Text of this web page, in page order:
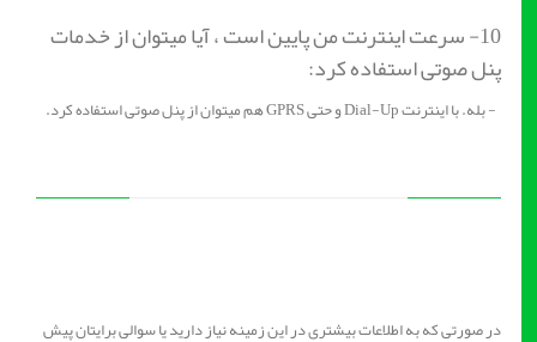
10- سرعت اینترنت من پایین است ، آیا میتوان از خدمات
پنل صوتی استفاده کرد:
- بله. با اینترنت Dial-Up و حتی GPRS هم میتوان از پنل صوتی استفاده کرد.
در صورتی که به اطلاعات بیشتری در این زمینه نیاز دارید یا سوالی برایتان پیش